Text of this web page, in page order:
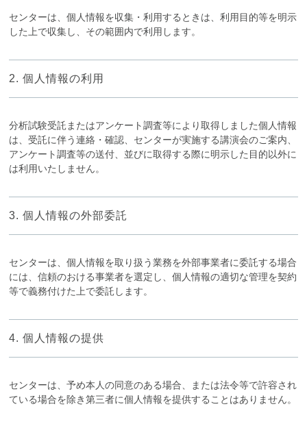
センターは、個人情報を収集・利用するときは、利用目的等を明示
した上で収集し、その範囲内で利用します。
2. 個人情報の利用
分析試験受託またはアンケート調査等により取得しました個人情報
は、受託に伴う連絡・確認、センターが実施する講演会のご案内、
アンケート調査等の送付、並びに取得する際に明示した目的以外に
は利用いたしません。
3. 個人情報の外部委託
センターは、個人情報を取り扱う業務を外部事業者に委託する場合
には、信頼のおける事業者を選定し、個人情報の適切な管理を契約
等で義務付けた上で委託します。
4. 個人情報の提供
センターは、予め本人の同意のある場合、または法令等で許容され
ている場合を除き第三者に個人情報を提供することはありません。